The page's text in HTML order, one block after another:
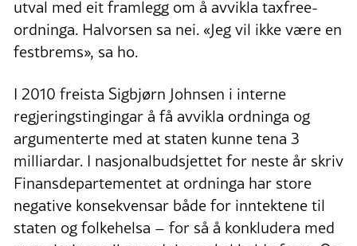
utval med eit framlegg om å avvikla taxfree-
ordninga. Halvorsen sa nei. «Jeg vil ikke være en
festbrems», sa ho.
I 2010 freista Sigbjørn Johnsen i interne
regjeringstingingar å få avvikla ordninga og
argumenterte med at staten kunne tena 3
milliardar. I nasjonalbudsjettet for neste år skriv
Finansdepartementet at ordninga har store
negative konsekvensar både for inntektene til
staten og folkehelsa – for så å konkludera med